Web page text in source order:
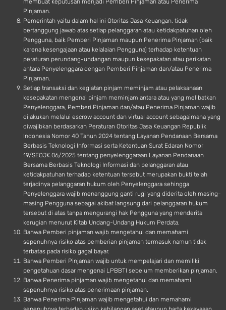
membuat keputusan menjadi Pemberi Pinjaman atau Penerima
Pinjaman.
Pemerintah yaitu dalam hal ini Otoritas Jasa Keuangan, tidak
bertanggung jawab atas setiap pelanggaran atau ketidakpatuhan oleh
Pengguna, baik Pemberi Pinjaman maupun Penerima Pinjaman (baik
karena kesengajaan atau kelalaian Pengguna) terhadap ketentuan
peraturan perundang-undangan maupun kesepakatan atau perikatan
antara Penyelenggara dengan Pemberi Pinjaman dan/atau Penerima
Pinjaman.
Setiap transaksi dan kegiatan pinjam meminjam atau pelaksanaan
kesepakatan mengenai pinjam meminjam antara atau yang melibatkan
Penyelenggara, Pemberi Pinjaman dan/atau Penerima Pinjaman wajib
dilakukan melalui escrow account dan virtual account sebagaimana yang
diwajibkan berdasarkan Peraturan Otoritas Jasa Keuangan Republik
Indonesia Nomor 40 Tahun 2024 tentang Layanan Pendanaan Bersama
Berbasis Teknologi Informasi serta Ketentuan Surat Edaran Nomor
19/SEOJK.06/2025 tentang penyelenggaraan Layanan Pendanaan
Bersama Berbasis Teknologi Informasi dan pelanggaran atau
ketidakpatuhan terhadap ketentuan tersebut merupakan bukti telah
terjadinya pelanggaran hukum oleh Penyelenggara sehingga
Penyelenggara wajib menanggung ganti rugi yang diderita oleh masing-
masing Pengguna sebagai akibat langsung dari pelanggaran hukum
tersebut di atas tanpa mengurangi hak Pengguna yang menderita
kerugian menurut Kitab Undang-Undang Hukum Perdata.
Bahwa Pemberi pinjaman wajib mengetahui dan memahami
sepenuhnya risiko atas pemberian pinjaman termasuk namun tidak
terbatas pada risiko gagal bayar.
Bahwa Pemberi Pinjaman wajib untuk mempelajari dan memiliki
pengetahuan dasar mengenai LPBBTI sebelum memberikan pinjaman.
Bahwa Penerima pinjaman wajib mengetahui dan memahami
sepenuhnya risiko atas penerimaan pinjaman.
Bahwa Penerima Pinjaman wajib mengetahui dan memahami